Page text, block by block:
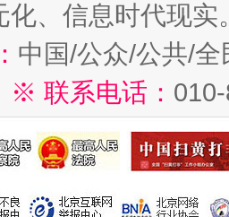
化、信息时代现实
中国/公众/公共/
※ 联系电话：